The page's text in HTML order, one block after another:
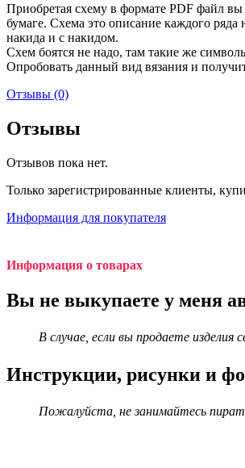
Приобретая схему в формате PDF файл
бумаге. Схема это описание каждого
накида и с накидом.
Схем боятся не надо, там такие же
Опробовать данный вид вязания и
Отзывы (0)
Отзывы
Отзывов пока нет.
Только зарегистрированные клиенты,
Информация для покупателя
Информация о товарах
Вы не выкупаете у меня
В случае, если вы продаете
Инструкции, рисунки и
Пожалуйста, не занимайтесь